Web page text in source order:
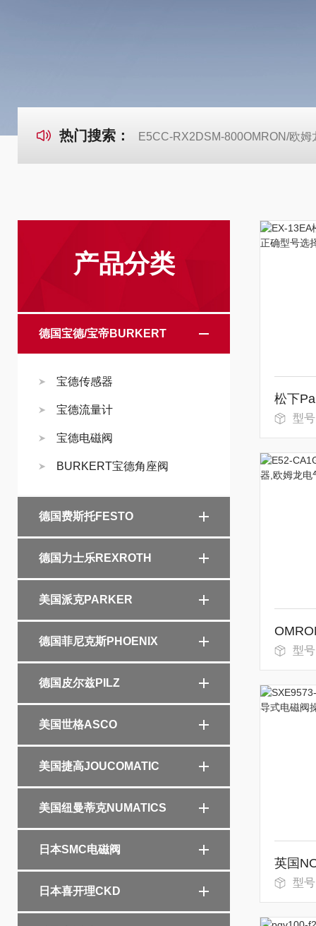
热门搜索： E5CC-RX2DSM-800OMRON/欧
产品分类
德国宝德/宝帝BURKERT
宝德传感器
宝德流量计
宝德电磁阀
BURKERT宝德角座阀
德国费斯托FESTO
德国力士乐REXROTH
美国派克PARKER
德国菲尼克斯PHOENIX
德国皮尔兹PILZ
美国世格ASCO
美国捷高JOUCOMATIC
美国纽曼蒂克NUMATICS
日本SMC电磁阀
日本喜开理CKD
型
型号
型号